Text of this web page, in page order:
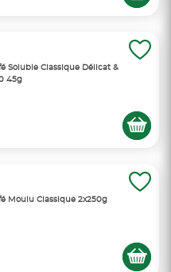
Soluble Classique Délicat &
45g
Moulu Classique 2x250g